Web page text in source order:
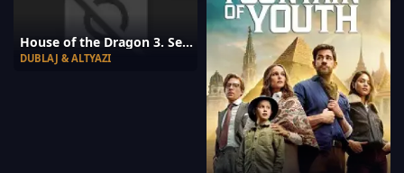
House of the Dragon 3. Sezon 7. Bölüm
DUBLAJ & ALTYAZI